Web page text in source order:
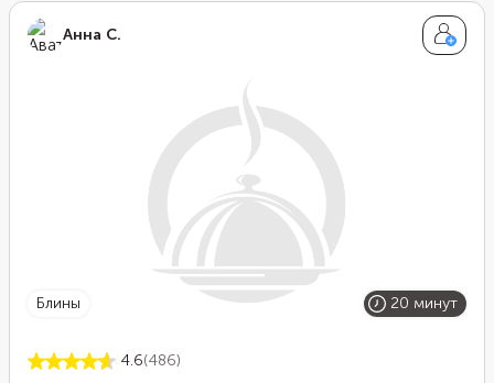
Анна С.
блины 20 минут
4.6(486)